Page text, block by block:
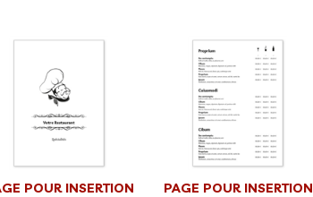
POUR INSERTION
PAGE POUR INSERTION